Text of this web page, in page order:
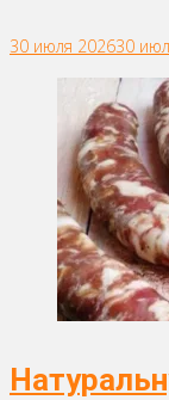
30 июля 202630